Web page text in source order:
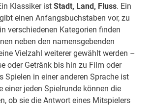
Klassiker ist Stadt, Land, Fluss. Ein
einen Anfangsbuchstaben vor, zu
verschiedenen Kategorien finden
neben den namensgebenden
Vielzahl weiterer gewählt werden –
oder Getränk bis hin zu Film oder
Spielen in einer anderen Sprache ist
einer jeden Spielrunde können die
ob sie die Antwort eines Mitspielers